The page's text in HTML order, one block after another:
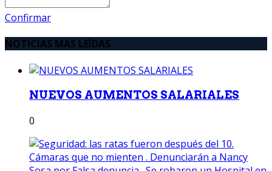
Confirmar
NOTICIAS MAS LEÍDAS
NUEVOS AUMENTOS SALARIALES
0